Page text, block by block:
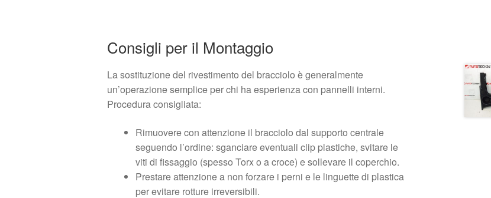
Consigli per il Montaggio
La sostituzione del rivestimento del bracciolo è generalmente
un’operazione semplice per chi ha esperienza con pannelli interni.
Procedura consigliata:
Rimuovere con attenzione il bracciolo dal supporto centrale
seguendo l’ordine: sganciare eventuali clip plastiche, svitare le
viti di fissaggio (spesso Torx o a croce) e sollevare il coperchio.
Prestare attenzione a non forzare i perni e le linguette di plastica
per evitare rotture irreversibili.